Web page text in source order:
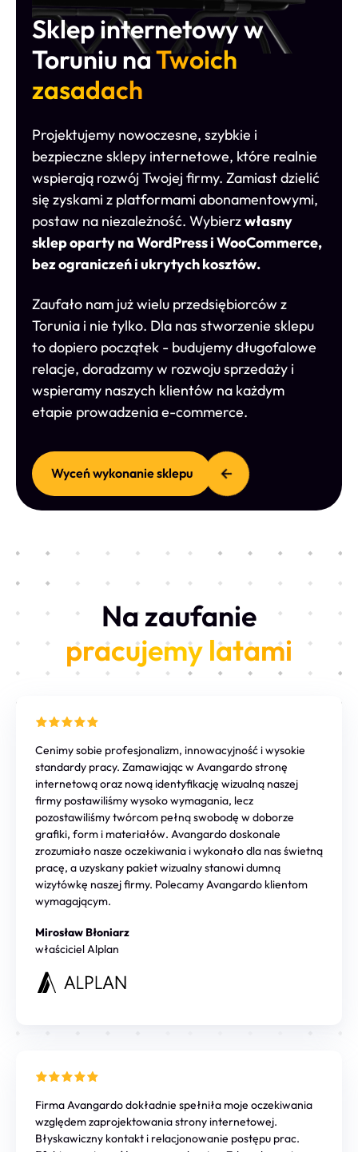
Sklep internetowy w
Toruniu naTwoich
zasadach
Projektujemy nowoczesne, szybkie i
bezpieczne sklepy internetowe, które realnie
wspierają rozwój Twojej firmy. Zamiast dzielić
się zyskami z platformami abonamentowymi,
postaw na niezależność. Wybierzwłasny
sklep oparty na WordPress i WooCommerce,
bez ograniczeń i ukrytych kosztów.
Zaufało nam już wielu przedsiębiorców z
Torunia i nie tylko. Dla nas stworzenie sklepu
to dopiero początek - budujemy długofalowe
relacje, doradzamy w rozwoju sprzedaży i
wspieramy naszych klientów na każdym
etapie prowadzenia e-commerce.
Wyceń wykonanie sklepu
Na zaufanie
pracujemy latami
Cenimy sobie profesjonalizm, innowacyjność i wysokie
standardy pracy. Zamawiając w Avangardo stronę
internetową oraz nową identyfikację wizualną naszej
firmy postawiliśmy wysoko wymagania, lecz
pozostawiliśmy twórcom pełną swobodę w doborze
grafiki, form i materiałów. Avangardo doskonale
zrozumiało nasze oczekiwania i wykonało dla nas świetną
pracę, a uzyskany pakiet wizualny stanowi dumną
wizytówkę naszej firmy. Polecamy Avangardo klientom
wymagającym.
Mirosław Błoniarz
właściciel Alplan
Firma Avangardo dokładnie spełniła moje oczekiwania
względem zaprojektowania strony internetowej.
Błyskawiczny kontakt i relacjonowanie postępu prac.